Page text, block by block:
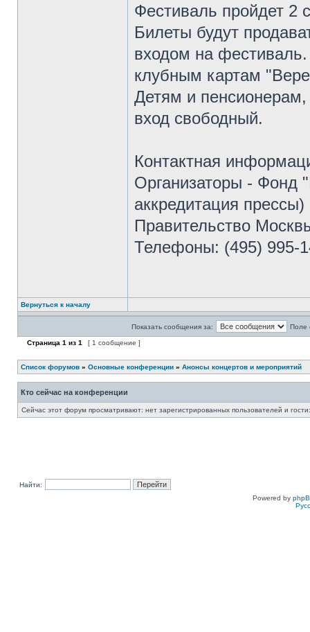
Фестиваль пройдет 2
Билеты будут
входом на
клубным картам
Детям и
вход свободный.
Контактная
Организаторы - Фонд
аккредитация прессы)
Правительство
Телефоны: (495) 995-
Вернуться к началу
Показать сообщения за: Поле
Страница 1 из 1 [ 1 сообщение ]
Список форумов » Основные конференции » Анонсы концертов и мероприятий
Кто сейчас на конференции
Сейчас этот форум просматривают: нет зарегистрированных пользователей и
Найти:
Powered by